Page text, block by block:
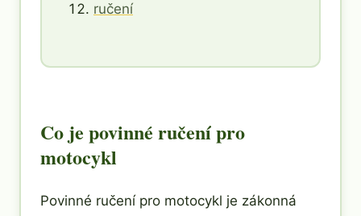
ručení
Co je povinné ručení pro
motocykl
Povinné ručení pro motocykl je zákonná